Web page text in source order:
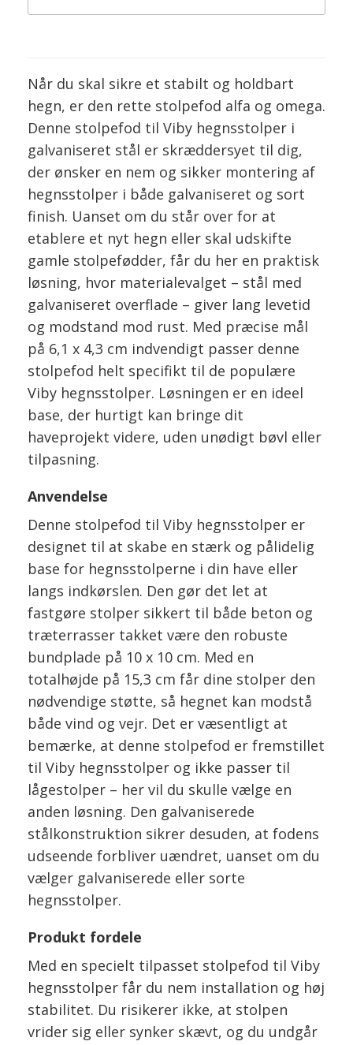
Når du skal sikre et stabilt og holdbart
hegn, er den rette stolpefod alfa og omega.
Denne stolpefod til Viby hegnsstolper i
galvaniseret stål er skræddersyet til dig,
der ønsker en nem og sikker montering af
hegnsstolper i både galvaniseret og sort
finish. Uanset om du står over for at
etablere et nyt hegn eller skal udskifte
gamle stolpefødder, får du her en praktisk
løsning, hvor materialevalget – stål med
galvaniseret overflade – giver lang levetid
og modstand mod rust. Med præcise mål
på 6,1 x 4,3 cm indvendigt passer denne
stolpefod helt specifikt til de populære
Viby hegnsstolper. Løsningen er en ideel
base, der hurtigt kan bringe dit
haveprojekt videre, uden unødigt bøvl eller
tilpasning.
Anvendelse
Denne stolpefod til Viby hegnsstolper er
designet til at skabe en stærk og pålidelig
base for hegnsstolperne i din have eller
langs indkørslen. Den gør det let at
fastgøre stolper sikkert til både beton og
træterrasser takket være den robuste
bundplade på 10 x 10 cm. Med en
totalhøjde på 15,3 cm får dine stolper den
nødvendige støtte, så hegnet kan modstå
både vind og vejr. Det er væsentligt at
bemærke, at denne stolpefod er fremstillet
til Viby hegnsstolper og ikke passer til
lågestolper – her vil du skulle vælge en
anden løsning. Den galvaniserede
stålkonstruktion sikrer desuden, at fodens
udseende forbliver uændret, uanset om du
vælger galvaniserede eller sorte
hegnsstolper.
Produkt fordele
Med en specielt tilpasset stolpefod til Viby
hegnsstolper får du nem installation og høj
stabilitet. Du risikerer ikke, at stolpen
vrider sig eller synker skævt, og du undgår